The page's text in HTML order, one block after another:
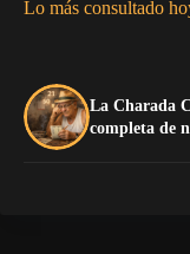
Lo más consultado
La Charada
completa de